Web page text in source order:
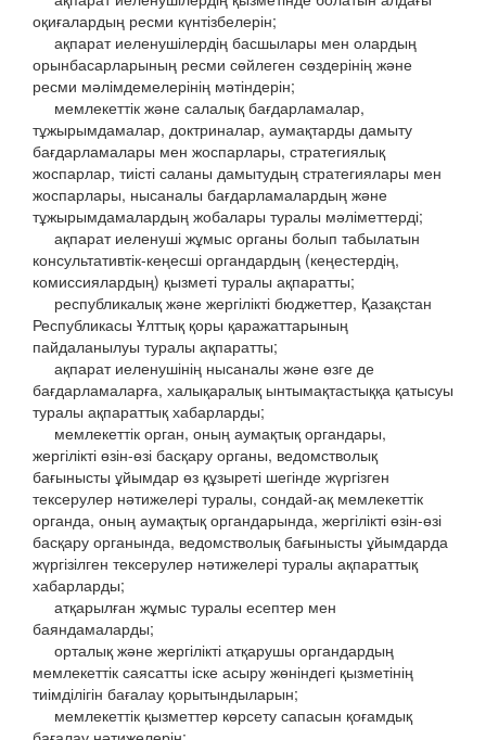
оқиғалардың ресми күнтізбелерін;
ақпарат иеленушілердің басшылары мен олардың
орынбасарларының ресми сөйлеген сөздерінің және
ресми мәлімдемелерінің мәтіндерін;
мемлекеттік және салалық бағдарламалар,
тұжырымдамалар, доктриналар, аумақтарды дамыту
бағдарламалары мен жоспарлары, стратегиялық
жоспарлар, тиісті саланы дамытудың стратегиялары мен
жоспарлары, нысаналы бағдарламалардың және
тұжырымдамалардың жобалары туралы мәліметтерді;
ақпарат иеленуші жұмыс органы болып табылатын
консультативтік-кеңесші органдардың (кеңестердің,
комиссиялардың) қызметі туралы ақпаратты;
республикалық және жергілікті бюджеттер, Қазақстан
Республикасы Ұлттық қоры қаражаттарының
пайдаланылуы туралы ақпаратты;
ақпарат иеленушінің нысаналы және өзге де
бағдарламаларға, халықаралық ынтымақтастыққа қатысуы
туралы ақпараттық хабарларды;
мемлекеттік орган, оның аумақтық органдары,
жергілікті өзін-өзі басқару органы, ведомстволық
бағынысты ұйымдар өз құзыреті шегінде жүргізген
тексерулер нәтижелері туралы, сондай-ақ мемлекеттік
органда, оның аумақтық органдарында, жергілікті өзін-өзі
басқару органында, ведомстволық бағынысты ұйымдарда
жүргізілген тексерулер нәтижелері туралы ақпараттық
хабарларды;
атқарылған жұмыс туралы есептер мен
баяндамаларды;
орталық және жергілікті атқарушы органдардың
мемлекеттік саясатты іске асыру жөніндегі қызметінің
тиімділігін бағалау қорытындыларын;
мемлекеттік қызметтер көрсету сапасын қоғамдық